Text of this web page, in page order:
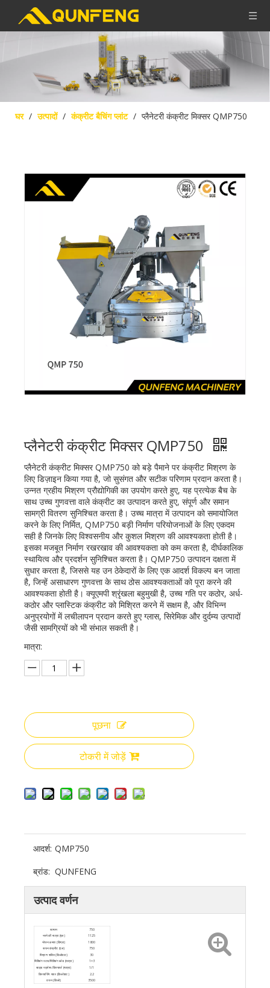
घर / उत्पादों / कंक्रीट बैचिंग प्लांट / प्लैनेटरी कंक्रीट मिक्सर QMP750
प्लैनेटरी कंक्रीट मिक्सर QMP750
प्लैनेटरी कंक्रीट मिक्सर QMP750 को बड़े पैमाने पर कंक्रीट मिश्रण के
लिए डिज़ाइन किया गया है, जो सुसंगत और सटीक परिणाम प्रदान करता है।
उन्नत ग्रहीय मिश्रण प्रौद्योगिकी का उपयोग करते हुए, यह प्रत्येक बैच के
साथ उच्च गुणवत्ता वाले कंक्रीट का उत्पादन करते हुए, संपूर्ण और समान
सामग्री वितरण सुनिश्चित करता है। उच्च मात्रा में उत्पादन को समायोजित
करने के लिए निर्मित, QMP750 बड़ी निर्माण परियोजनाओं के लिए एकदम
सही है जिनके लिए विश्वसनीय और कुशल मिश्रण की आवश्यकता होती है।
इसका मजबूत निर्माण रखरखाव की आवश्यकता को कम करता है, दीर्घकालिक
स्थायित्व और प्रदर्शन सुनिश्चित करता है। QMP750 उत्पादन दक्षता में
सुधार करता है, जिससे यह उन ठेकेदारों के लिए एक आदर्श विकल्प बन जाता
है, जिन्हें असाधारण गुणवत्ता के साथ ठोस आवश्यकताओं को पूरा करने की
आवश्यकता होती है। क्यूएमपी श्रृंखला बहुमुखी है, उच्च गति पर कठोर, अर्ध-
कठोर और प्लास्टिक कंक्रीट को मिश्रित करने में सक्षम है, और विभिन्न
अनुप्रयोगों में लचीलापन प्रदान करते हुए ग्लास, सिरेमिक और दुर्दम्य उत्पादों
जैसी सामग्रियों को भी संभाल सकती है।
मात्रा:
पूछना
टोकरी में जोड़ें
आदर्श: QMP750
ब्रांड: QUNFENG
उत्पाद वर्णन
सामान 750
भरने की मात्रा (एल) 1125
भोजन क्षमता (किग्रा)
1800
सघन कंक्रीट (एल)
750
मिश्रण शक्ति (किलोवाट)
30
मिक्सिंग स्टार/मिक्सिंग ब्लेड (मात्रा)
1×3
साइड स्क्रेपर/डिस्चार्ज (मात्रा)
1/1
डिस्चार्जिंग पावर (किलोवाट)
2.2
वजन (किलो) 3500